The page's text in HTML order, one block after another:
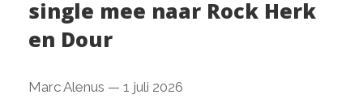
single mee naar Rock Herk
en Dour
Marc Alenus — 1 juli 2026